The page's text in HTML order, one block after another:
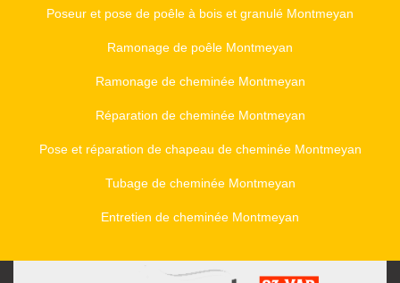
Poseur et pose de poêle à bois et granulé Montmeyan
Ramonage de poêle Montmeyan
Ramonage de cheminée Montmeyan
Réparation de cheminée Montmeyan
Pose et réparation de chapeau de cheminée Montmeyan
Tubage de cheminée Montmeyan
Entretien de cheminée Montmeyan